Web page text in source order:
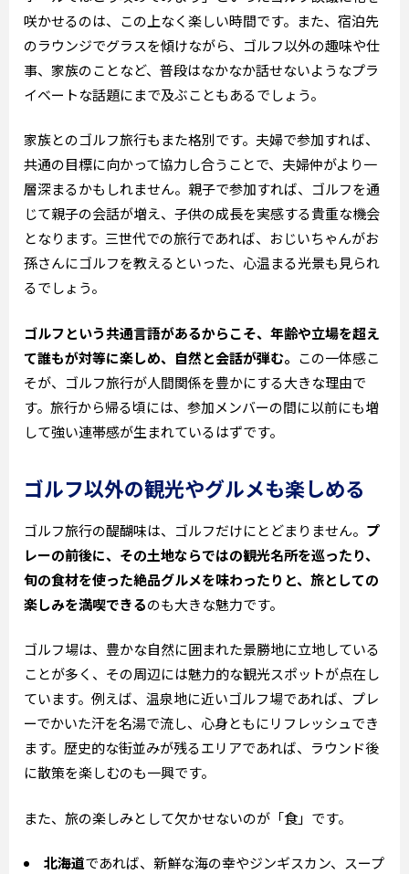
咲かせるのは、この上なく楽しい時間です。また、宿泊先
のラウンジでグラスを傾けながら、ゴルフ以外の趣味や仕
事、家族のことなど、普段はなかなか話せないようなプラ
イベートな話題にまで及ぶこともあるでしょう。
家族とのゴルフ旅行もまた格別です。夫婦で参加すれば、
共通の目標に向かって協力し合うことで、夫婦仲がより一
層深まるかもしれません。親子で参加すれば、ゴルフを通
じて親子の会話が増え、子供の成長を実感する貴重な機会
となります。三世代での旅行であれば、おじいちゃんがお
孫さんにゴルフを教えるといった、心温まる光景も見られ
るでしょう。
ゴルフという共通言語があるからこそ、年齢や立場を超え
て誰もが対等に楽しめ、自然と会話が弾む。 この一体感こ
そが、ゴルフ旅行が人間関係を豊かにする大きな理由で
す。旅行から帰る頃には、参加メンバーの間に以前にも増
して強い連帯感が生まれているはずです。
ゴルフ以外の観光やグルメも楽しめる
ゴルフ旅行の醍醐味は、ゴルフだけにとどまりません。 プ
レーの前後に、その土地ならではの観光名所を巡ったり、
旬の食材を使った絶品グルメを味わったりと、旅としての
楽しみを満喫できるのも大きな魅力です。
ゴルフ場は、豊かな自然に囲まれた景勝地に立地している
ことが多く、その周辺には魅力的な観光スポットが点在し
ています。例えば、温泉地に近いゴルフ場であれば、プレ
ーでかいた汗を名湯で流し、心身ともにリフレッシュでき
ます。歴史的な街並みが残るエリアであれば、ラウンド後
に散策を楽しむのも一興です。
また、旅の楽しみとして欠かせないのが「食」です。
北海道であれば、新鮮な海の幸やジンギスカン、スープ